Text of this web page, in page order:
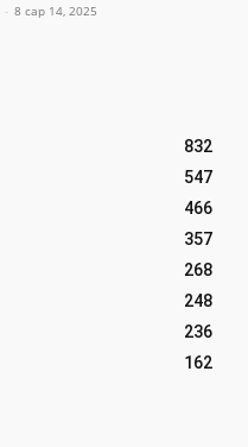
- 8 сар 14, 2025
832
547
466
357
268
248
236
162